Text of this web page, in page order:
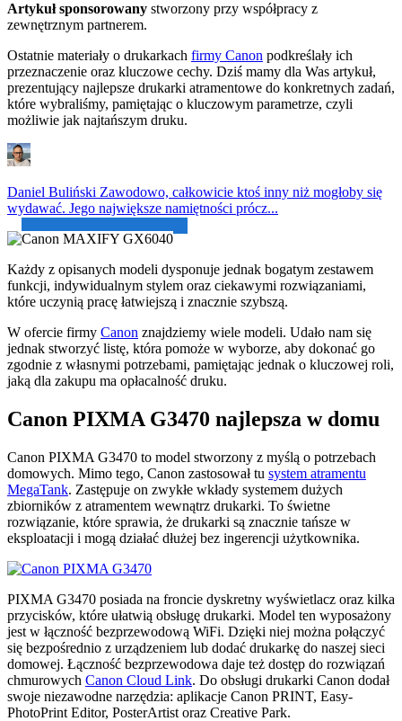
Artykuł sponsorowany stworzony przy współpracy z
zewnętrznym partnerem.
Ostatnie materiały o drukarkach firmy Canon podkreślały ich
przeznaczenie oraz kluczowe cechy. Dziś mamy dla Was artykuł,
prezentujący najlepsze drukarki atramentowe do konkretnych zadań,
które wybraliśmy, pamiętając o kluczowym parametrze, czyli
możliwie jak najtańszym druku.
Daniel Buliński Zawodowo, całkowicie ktoś inny niż mogłoby się
wydawać. Jego największe namiętności prócz...
Każdy z opisanych modeli dysponuje jednak bogatym zestawem
funkcji, indywidualnym stylem oraz ciekawymi rozwiązaniami,
które uczynią pracę łatwiejszą i znacznie szybszą.
W ofercie firmy Canon znajdziemy wiele modeli. Udało nam się
jednak stworzyć listę, która pomoże w wyborze, aby dokonać go
zgodnie z własnymi potrzebami, pamiętając jednak o kluczowej roli,
jaką dla zakupu ma opłacalność druku.
Canon PIXMA G3470 najlepsza w domu
Canon PIXMA G3470 to model stworzony z myślą o potrzebach
domowych. Mimo tego, Canon zastosował tu system atramentu
MegaTank. Zastępuje on zwykłe wkłady systemem dużych
zbiorników z atramentem wewnątrz drukarki. To świetne
rozwiązanie, które sprawia, że drukarki są znacznie tańsze w
eksploatacji i mogą działać dłużej bez ingerencji użytkownika.
PIXMA G3470 posiada na froncie dyskretny wyświetlacz oraz kilka
przycisków, które ułatwią obsługę drukarki. Model ten wyposażony
jest w łączność bezprzewodową WiFi. Dzięki niej można połączyć
się bezpośrednio z urządzeniem lub dodać drukarkę do naszej sieci
domowej. Łączność bezprzewodowa daje też dostęp do rozwiązań
chmurowych Canon Cloud Link. Do obsługi drukarki Canon dodał
swoje niezawodne narzędzia: aplikacje Canon PRINT, Easy-
PhotoPrint Editor, PosterArtist oraz Creative Park.